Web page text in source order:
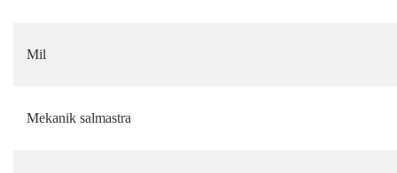
Mil
Mekanik salmastra